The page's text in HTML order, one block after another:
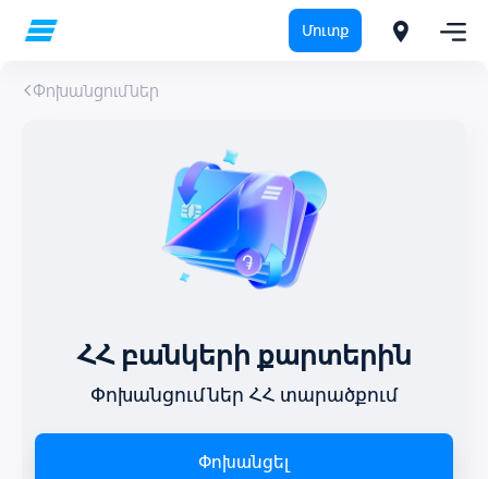
Մուտք
Փոխանցումներ
ՀՀ բանկերի քարտերին
Փոխանցումներ ՀՀ տարածքում
Փոխանցել